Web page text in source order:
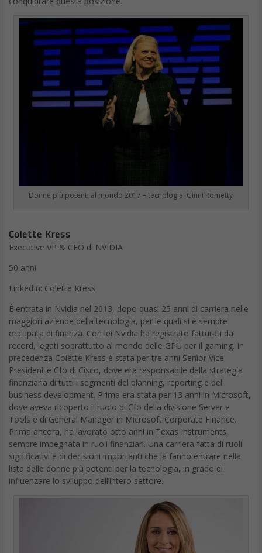
Colette Kress
50 anni
LinkedIn: Colette Kress
È entrata in Nvidia nel 2013, dopo quasi 25 anni di carriera nelle
maggiori aziende della tecnologia, per le quali si è sempre
occupata di finanza. Con lei Nvidia ha registrato fatturati da
record, legati soprattutto al mondo delle GPU per il gaming. In
precedenza Colette Kress è stata per tre anni Senior Vice
President e Cfo di Cisco, dove era responsabile della strategia
finanziaria di tutti i segmenti del planning, reporting e del
business development. Prima era stata per 13 anni in Microsoft,
dove aveva ricoperto il ruolo di Cfo della divisione Server e
Tools e di General Manager in Microsoft Corporate Finance.
Prima ancora, ha lavorato otto anni in Texas Instruments,
sempre impegnata in ruoli finanziari. Una carriera fatta di ruoli
significativi e di decisioni importanti che la fanno entrare nella
lista delle donne più potenti per la tecnologia, in grado di
influenzare lo sviluppo dell’intero settore.